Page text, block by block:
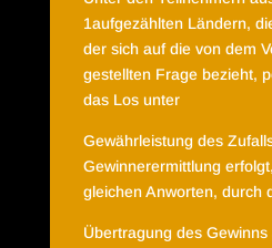
1aufgezählten Ländern,
der sich auf die von dem
gestellten Frage bezieht,
das Los unter
Gewährleistung des
Gewinnerermittlung
gleichen Anworten, durch
Übertragung des